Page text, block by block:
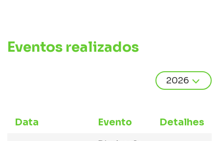
Eventos realizados
Data Evento Detalhes